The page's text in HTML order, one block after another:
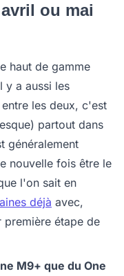
ou mai
haut de gamme
y a aussi les
les deux, c'est
partout dans
généralement
nouvelle fois être le
l'on sait en
déjà avec,
étape de
M9+ que du One